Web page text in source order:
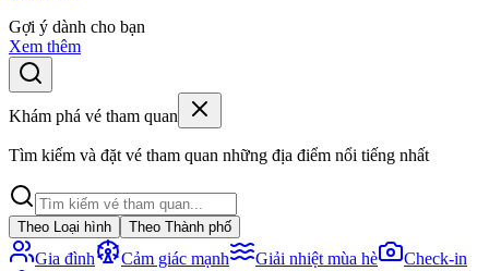
Gợi ý dành cho bạn
Xem thêm
Khám phá vé tham quan
Tìm kiếm và đặt vé tham quan những địa điểm nổi tiếng nhất
Theo Loại hình Theo Thành phố
Gia đình Cảm giác mạnh Giải nhiệt mùa hè
Check-in